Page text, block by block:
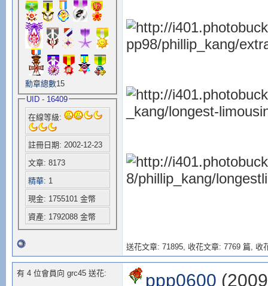
勳章總數15
UID - 16409
在線等級:
註冊日期: 2002-12-23
文章: 8173
精華: 1
現金: 1755101 金幣
資產: 1792088 金幣
送花文章: 71895, 收花文章: 7769 篇, 收
有 4 位會員向 grc45 送花: ppp0600